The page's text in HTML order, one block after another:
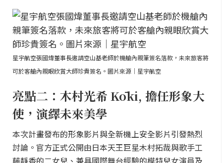
星宇航空張國煒董事長邀請空山基老師於機艙內親筆簽名落款，未來旅客將
可於客艙內親眼欣賞大師珍貴簽名。圖片來源｜星宇航空
亮點二：木村光希 Kōki, 擔任形象大
使，演繹未來美學
本次計畫發布的形象影片與全新機上安全影片引發熱烈
討論。官方正式公開由日本天王巨星木村拓哉與歌手工
藤靜香的二女兒、兼具國際舞台經驗的模特兒女演員及